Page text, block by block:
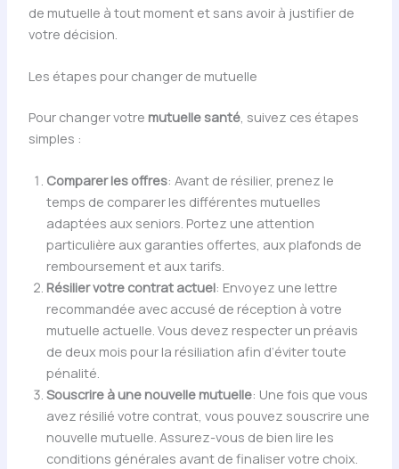
de mutuelle à tout moment et sans avoir à justifier de
votre décision.
Les étapes pour changer de mutuelle
Pour changer votre mutuelle santé, suivez ces étapes
simples :
Comparer les offres: Avant de résilier, prenez le
temps de comparer les différentes mutuelles
adaptées aux seniors. Portez une attention
particulière aux garanties offertes, aux plafonds de
remboursement et aux tarifs.
Résilier votre contrat actuel: Envoyez une lettre
recommandée avec accusé de réception à votre
mutuelle actuelle. Vous devez respecter un préavis
de deux mois pour la résiliation afin d’éviter toute
pénalité.
Souscrire à une nouvelle mutuelle: Une fois que vous
avez résilié votre contrat, vous pouvez souscrire une
nouvelle mutuelle. Assurez-vous de bien lire les
conditions générales avant de finaliser votre choix.